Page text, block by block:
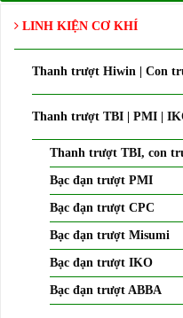
LINH KIỆN CƠ KHÍ
Thanh trượt Hiwin | Con
Thanh trượt TBI | PMI |
Thanh trượt TBI, con
Bạc đạn trượt PMI
Bạc đạn trượt CPC
Bạc đạn trượt Misumi
Bạc đạn trượt IKO
Bạc đạn trượt ABBA